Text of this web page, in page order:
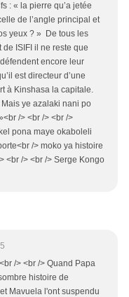
: « la pierre qu’a jetée
de l’angle principal et
yeux ? » De tous les
ISIFI il ne reste que
encore leur
est directeur d’une
à Kinshasa la capitale.
ye azalaki nani po
/> <br /> <br />
pona maye okaboleli
/> moko ya histoire
<br /> <br /> Serge Kongo
/> <br /> Quand Papa
histoire de
Mavuela l'ont suspendu